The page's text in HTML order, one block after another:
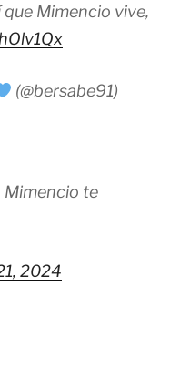
que Mimencio vive,
(@bersabe91)
te
2024